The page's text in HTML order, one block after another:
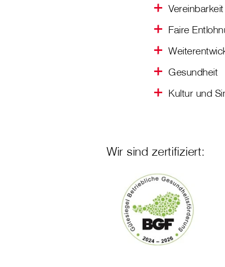
Faire
Gesundheit
Kultur und
Wir sind zertifiziert: